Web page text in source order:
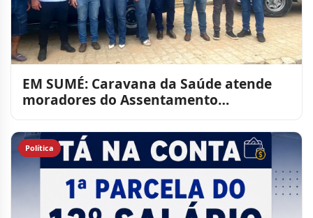
EM SUMÉ: Caravana da Saúde atende
moradores do Assentamento
Política